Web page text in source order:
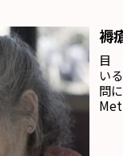
褥
目
い
問